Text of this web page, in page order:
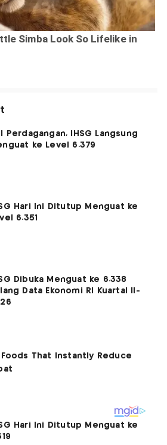
Perdagangan, IHSG Langsung
ke Level 6.379
Hari Ini Ditutup Menguat ke
6.351
Dibuka Menguat ke 6.338
Data Ekonomi RI Kuartal II-
Hari Ini Ditutup Menguat ke